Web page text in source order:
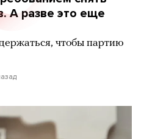
А разве это еще
чтобы партию